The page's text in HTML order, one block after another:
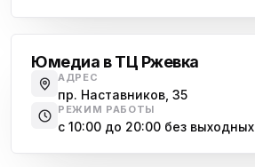
Юмедиа в ТЦ Ржевка
АДРЕС
пр. Наставников, 35
РЕЖИМ РАБОТЫ
с 10:00 до 20:00 без выходных